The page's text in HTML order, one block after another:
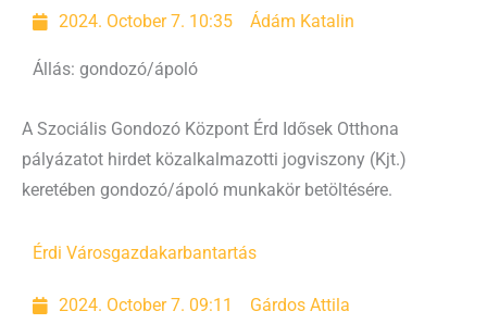
2024. October 7. 10:35 Ádám Katalin
Állás: gondozó/ápoló
A Szociális Gondozó Központ Érd Idősek Otthona
pályázatot hirdet közalkalmazotti jogviszony (Kjt.)
keretében gondozó/ápoló munkakör betöltésére.
Érdi Városgazdakarbantartás
2024. October 7. 09:11 Gárdos Attila